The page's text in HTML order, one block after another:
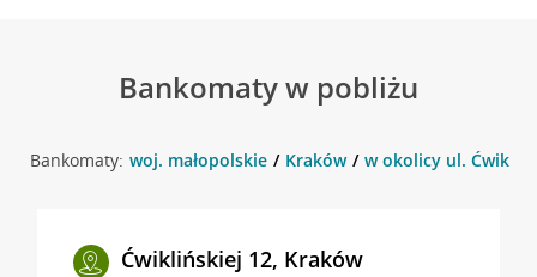
Bankomaty w pobliżu
Bankomaty: woj. małopolskie Kraków w okolicy ul.
Ćwiklińskiej 12, Kraków